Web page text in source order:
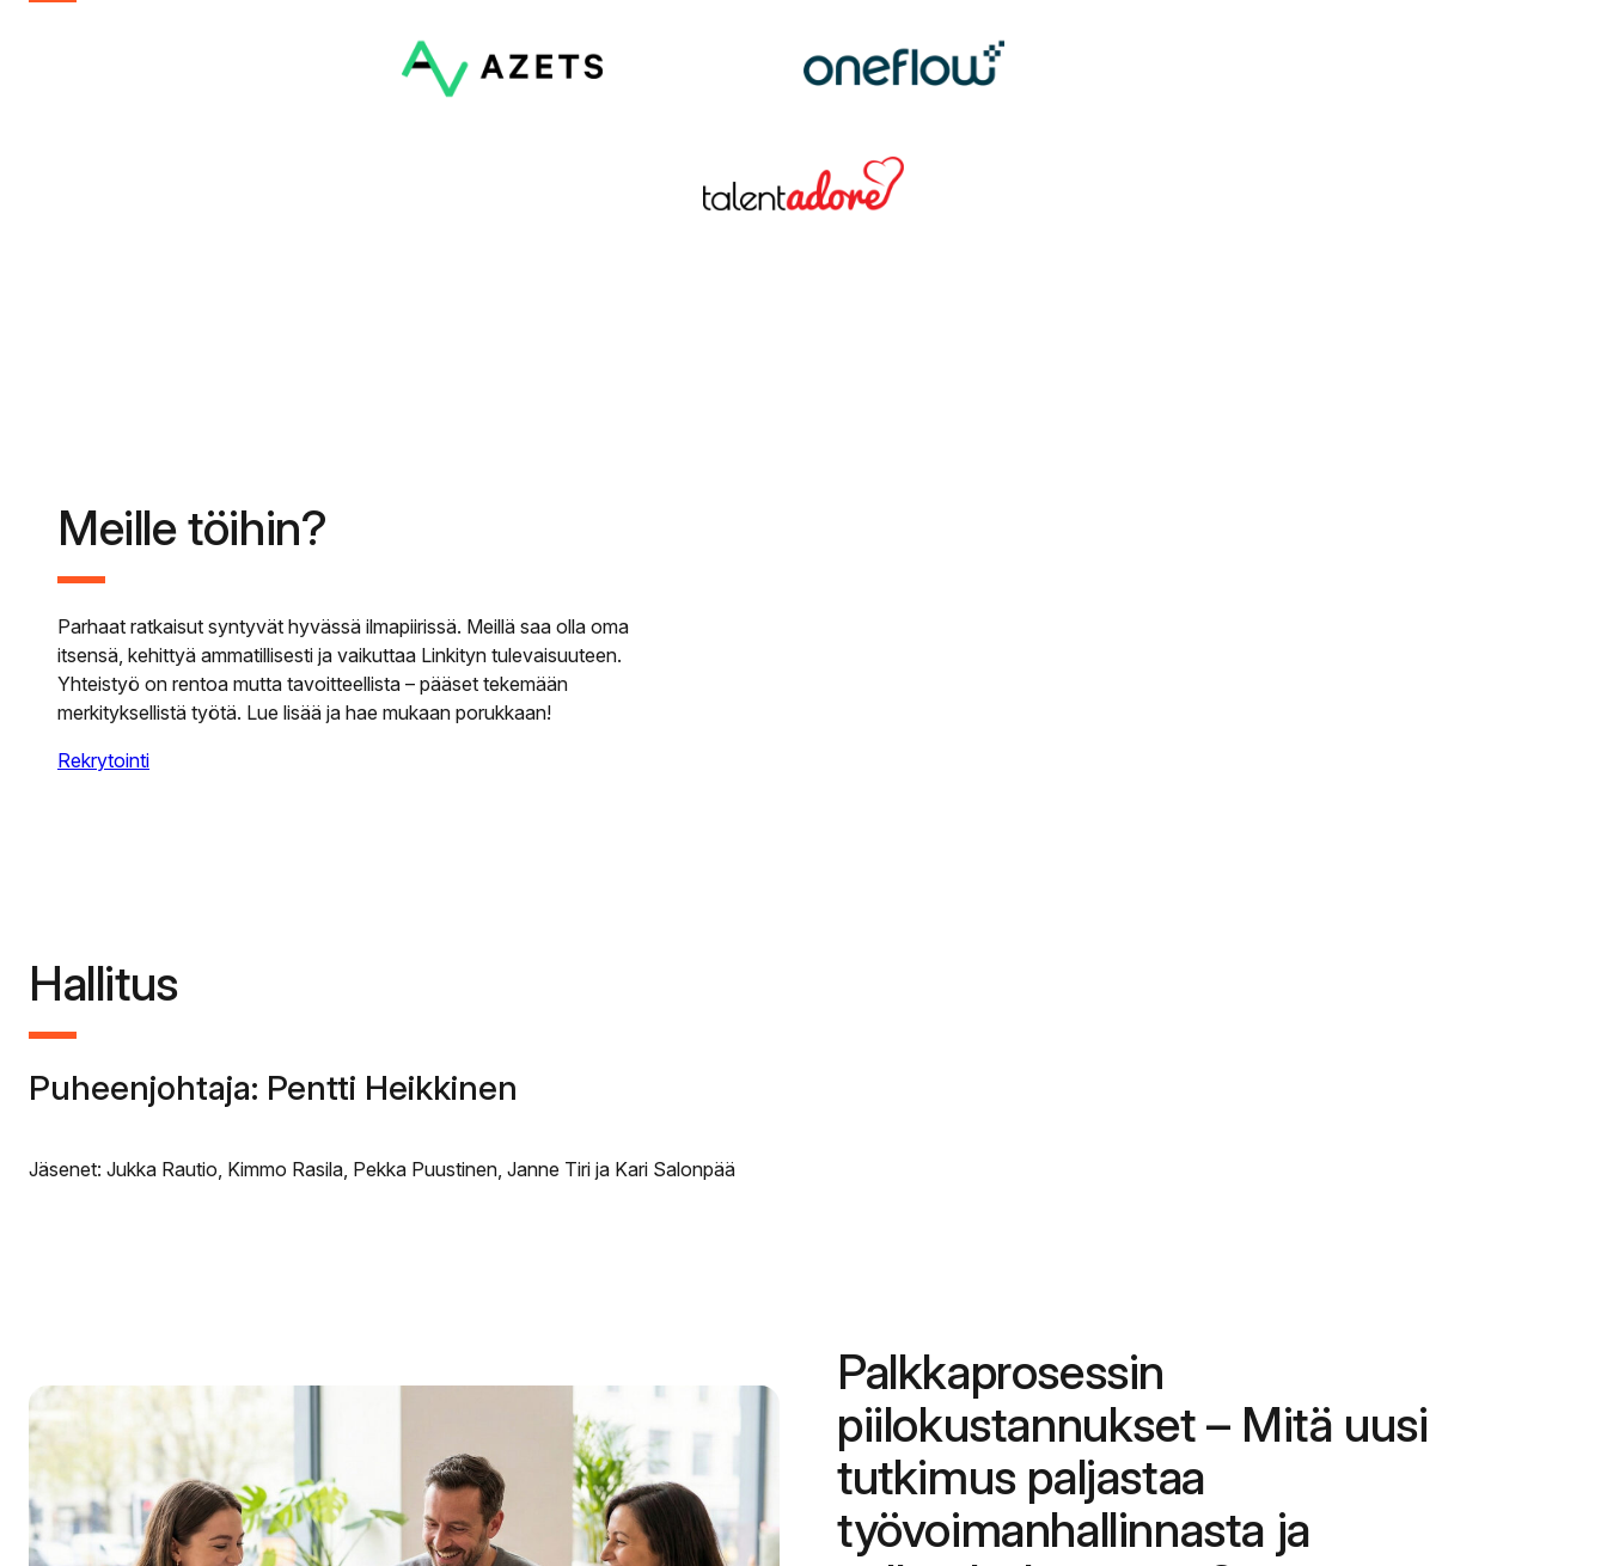
Meille töihin?
Parhaat ratkaisut syntyvät hyvässä ilmapiirissä. Meillä saa olla oma
itsensä, kehittyä ammatillisesti ja vaikuttaa Linkityn tulevaisuuteen.
Yhteistyö on rentoa mutta tavoitteellista – pääset tekemään
merkityksellistä työtä. Lue lisää ja hae mukaan porukkaan!
Rekrytointi
Hallitus
Puheenjohtaja: Pentti Heikkinen
Jäsenet: Jukka Rautio, Kimmo Rasila, Pekka Puustinen, Janne Tiri ja Kari Salonpää
Palkkaprosessin
piilokustannukset – Mitä uusi
tutkimus paljastaa
työvoimanhallinnasta ja